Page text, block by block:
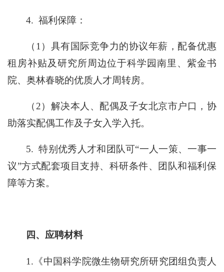
4. 福利保障：
（1）具有国际竞争力的协议年薪，配备优惠
租房补贴及研究所周边位于科学园南里、紫金书
院、奥林春晓的优质人才周转房。
（2）解决本人、配偶及子女北京市户口，协
助落实配偶工作及子女入学入托。
5. 特别优秀人才和团队可“一人一策、一事一
议”方式配套项目支持、科研条件、团队和福利保
障等方案。
四、应聘材料
1. 《中国科学院微生物研究所研究团组负责人